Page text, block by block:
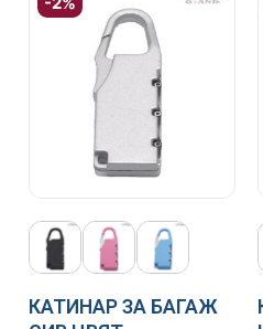
КАТИНАР ЗА БАГАЖ